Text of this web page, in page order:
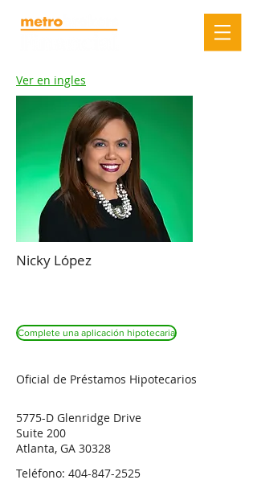
Ver en ingles
Nicky López
Complete una aplicación hipotecaria
Oficial de Préstamos Hipotecarios
5775-D Glenridge Drive
Suite 200
Atlanta, GA 30328
Teléfono: 404-847-2525